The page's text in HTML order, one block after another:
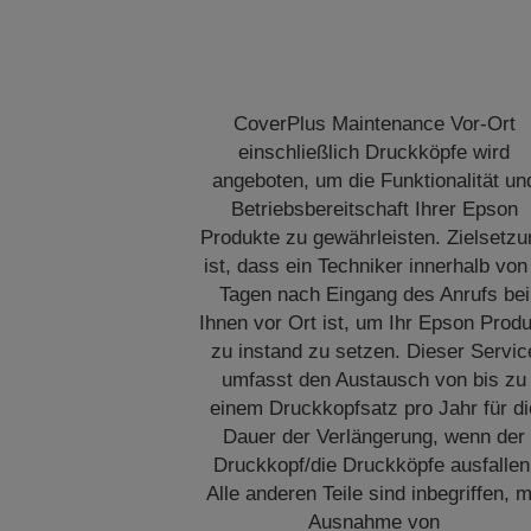
CoverPlus Maintenance Vor-Ort
einschließlich Druckköpfe wird
angeboten, um die Funktionalität
Betriebsbereitschaft Ihrer Epson
Produkte zu gewährleisten.
ist, dass ein Techniker innerhalb
Tagen nach Eingang des Anrufs bei
Ihnen vor Ort ist, um Ihr Epson
zu instand zu setzen. Dieser
umfasst den Austausch von bis zu
einem Druckkopfsatz pro Jahr für
Dauer der Verlängerung, wenn der
Druckkopf/die Druckköpfe
Alle anderen Teile sind inbegriffen,
Ausnahme von